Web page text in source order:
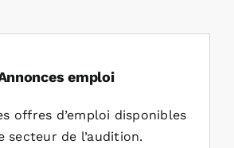
emploi
offres d’emploi disponibles
secteur de l’audition.